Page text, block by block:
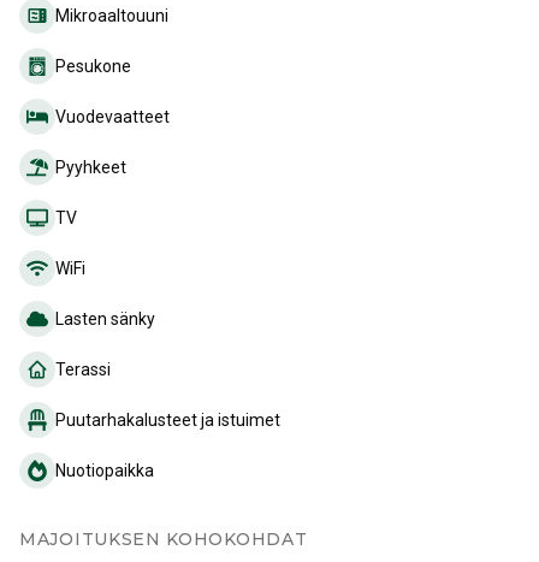
Mikroaaltouuni
Pesukone
Vuodevaatteet
Pyyhkeet
TV
WiFi
Lasten sänky
Terassi
Puutarhakalusteet ja istuimet
Nuotiopaikka
MAJOITUKSEN KOHOKOHDAT